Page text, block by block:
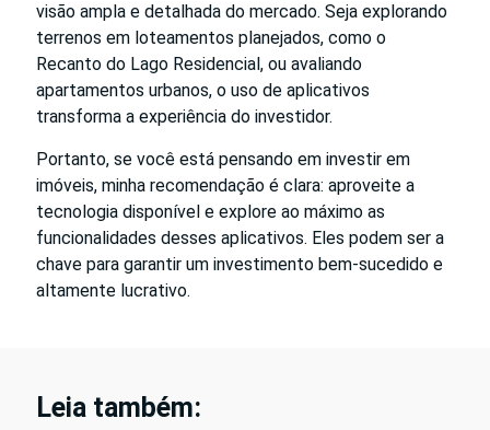
visão ampla e detalhada do mercado. Seja explorando
terrenos em loteamentos planejados, como o
Recanto do Lago Residencial, ou avaliando
apartamentos urbanos, o uso de aplicativos
transforma a experiência do investidor.
Portanto, se você está pensando em investir em
imóveis, minha recomendação é clara: aproveite a
tecnologia disponível e explore ao máximo as
funcionalidades desses aplicativos. Eles podem ser a
chave para garantir um investimento bem-sucedido e
altamente lucrativo.
Leia também: